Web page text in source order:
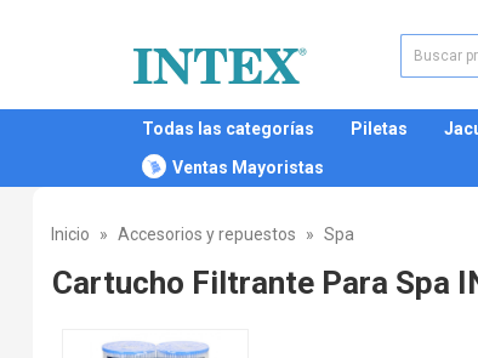
Todas las categorías Piletas
Ventas Mayoristas
Inicio Accesorios y repuestos Spa
Cartucho Filtrante Para Spa